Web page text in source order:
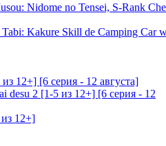
Nidome no Tensei, S-Rank
Kakure Skill de Camping Car
12+] [6 серия - 12 августа]
desu 2 [1-5 из 12+] [6 серия - 12
12+]